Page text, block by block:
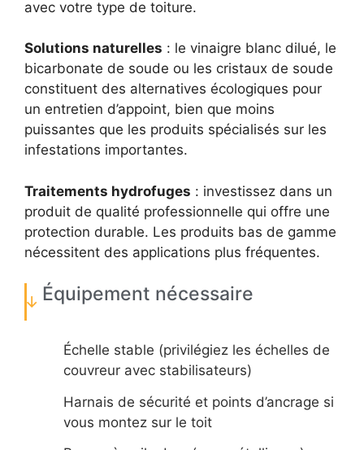
avec votre type de toiture.
Solutions naturelles : le vinaigre blanc dilué, le
bicarbonate de soude ou les cristaux de soude
constituent des alternatives écologiques pour
un entretien d’appoint, bien que moins
puissantes que les produits spécialisés sur les
infestations importantes.
Traitements hydrofuges : investissez dans un
produit de qualité professionnelle qui offre une
protection durable. Les produits bas de gamme
nécessitent des applications plus fréquentes.
Équipement nécessaire
Échelle stable (privilégiez les échelles de
couvreur avec stabilisateurs)
Harnais de sécurité et points d’ancrage si
vous montez sur le toit